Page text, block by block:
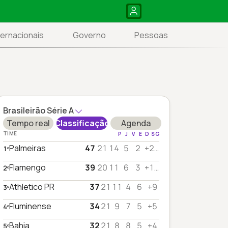
Governo Pessoas
Brasileirão Série A
Tempo real
Classificação Agenda
TIME P J V E D SG
1ºPalmeiras 47 21 14 5 2 +22
2ºFlamengo 39 20 11 6 3 +19
3ºAthletico PR 3721 11 4 6 +9
4ºFluminense 3421 9 7 5 +5
5ºBahia 3221 8 8 5 +4